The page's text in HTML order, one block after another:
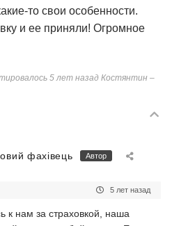
то свои особенности.
и ее приняли! Огромное
5 лет назад Костянтин –
фахівець Автор
5 лет назад
к нам за страховкой, наша